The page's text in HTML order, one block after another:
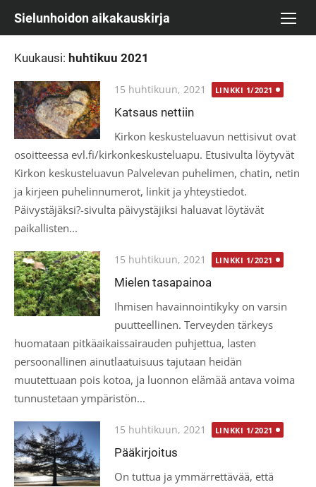
Sielunhoidon aikakauskirja
Kuukausi: huhtikuu 2021
Posted
on
15 huhtikuun, 2021 LINKKI 1/2021
Katsaus nettiin
Kirkon keskusteluavun nettisivut ovat
osoitteessa evl.fi/kirkonkeskusteluapu. Etusivulta löytyvät
Kirkon keskusteluavun Palvelevan puhelimen, chatin, netin
ja kirjeen puhelinnumerot, linkit ja yhteystiedot.
Päivystäjäksi?-sivulta päivystäjiksi haluavat löytävät
paikallisten...
Posted
on
15 huhtikuun, 2021 LINKKI 1/2021
Mielen tasapainoa
Ihmisen havainnointikyky on varsin
puutteellinen. Terveyden tärkeys
huomataan pitkäaikaissairauden puhjettua, lasten
persoonallinen ainutlaatuisuus tajutaan heidän
muutettuaan pois kotoa, ja luonnon elämää antava voima
tunnustetaan ympäristön...
Posted
on
15 huhtikuun, 2021 LINKKI 1/2021
Pääkirjoitus
On tuttua ja ymmärrettävää, että